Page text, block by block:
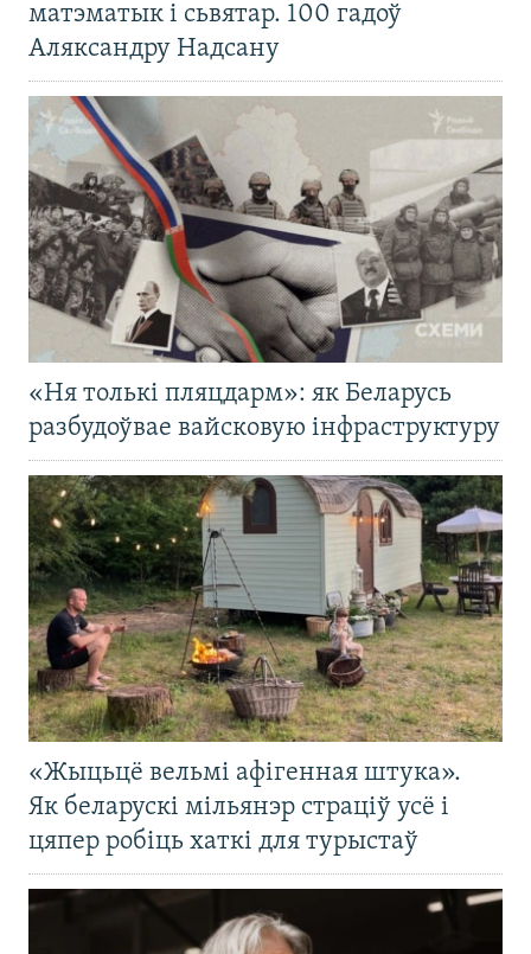
матэматык і сьвятар. 100 гадоў
Аляксандру Надсану
«Ня толькі пляцдарм»: як Беларусь
разбудоўвае вайсковую інфраструктуру
«Жыцьцё вельмі афігенная штука».
Як беларускі мільянэр страціў усё і
цяпер робіць хаткі для турыстаў